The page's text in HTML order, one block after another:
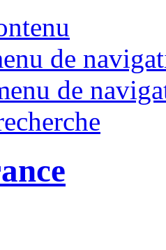
de
de